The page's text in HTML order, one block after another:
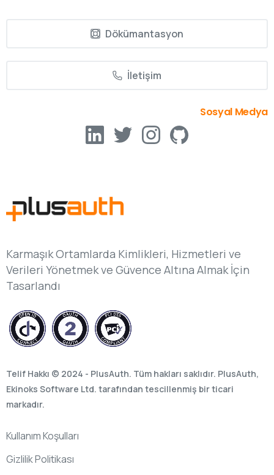
Dökümantasyon
İletişim
Sosyal Medya
Karmaşık Ortamlarda Kimlikleri, Hizmetleri ve
Verileri Yönetmek ve Güvence Altına Almak İçin
Tasarlandı
Telif Hakkı © 2024 - PlusAuth. Tüm hakları saklıdır. PlusAuth,
Ekinoks Software Ltd. tarafından tescillenmiş bir ticari
markadır.
Kullanım Koşulları
Gizlilik Politikası